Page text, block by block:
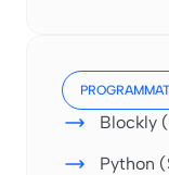
Blockly
Python